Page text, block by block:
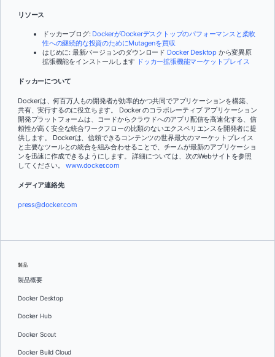
リソース
ドッカーブログ: DockerがDockerデスクトップのパフォーマンスと柔軟
性への継続的な投資のためにMutagenを買収
はじめに: 最新バージョンのダウンロード Docker Desktop から変異原
拡張機能をインストールします ドッカー拡張機能マーケットプレイス
ドッカーについて
Dockerは、何百万人もの開発者が効率的かつ共同でアプリケーションを構築、
共有、実行するのに役立ちます。 Docker のコラボレーティブ アプリケーション
開発プラットフォームは、コードからクラウドへのアプリ配信を高速化する、信
頼性が高く安全な統合ワークフローの比類のないエクスペリエンスを開発者に提
供します。 Dockerは、信頼できるコンテンツの世界最大のマーケットプレイス
と主要なツールとの統合を組み合わせることで、チームが最新のアプリケーショ
ンを迅速に作成できるようにします。 詳細については、次のWebサイトを参照
してください。
www.docker.com
メディア連絡先
press@docker.com
製品
製品概要
Docker Desktop
Docker Hub
Docker Scout
Docker Build Cloud